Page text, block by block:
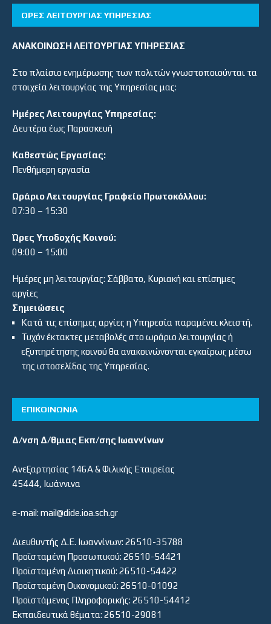
ΏΡΕΣ ΛΕΙΤΟΥΡΓΊΑΣ ΥΠΗΡΕΣΊΑΣ
ΑΝΑΚΟΙΝΩΣΗ ΛΕΙΤΟΥΡΓΙΑΣ ΥΠΗΡΕΣΙΑΣ
Στο πλαίσιο ενημέρωσης των πολιτών γνωστοποιούνται τα
στοιχεία λειτουργίας της Υπηρεσίας μας:
Ημέρες Λειτουργίας Υπηρεσίας:
Δευτέρα έως Παρασκευή
Καθεστώς Εργασίας:
Πενθήμερη εργασία
Ωράριο Λειτουργίας Γραφείο Πρωτοκόλλου:
07:30 – 15:30
Ώρες Υποδοχής Κοινού:
09:00 – 15:00
Ημέρες μη λειτουργίας: Σάββατο, Κυριακή και επίσημες
αργίες
Σημειώσεις
Κατά τις επίσημες αργίες η Υπηρεσία παραμένει κλειστή.
Τυχόν έκτακτες μεταβολές στο ωράριο λειτουργίας ή
εξυπηρέτησης κοινού θα ανακοινώνονται εγκαίρως μέσω
της ιστοσελίδας της Υπηρεσίας.
ΕΠΙΚΟΙΝΩΝΙΑ
Δ/νση Δ/θμιας Εκπ/σης Ιωαννίνων
Ανεξαρτησίας 146Α & Φιλικής Εταιρείας
45444, Ιωάννινα
e-mail: mail@dide.ioa.sch.gr
Διευθυντής Δ.Ε. Ιωαννίνων: 26510-35788
Προϊσταμένη Προσωπικού: 26510-54421
Προϊσταμένη Διοικητικού: 26510-54422
Προϊσταμένη Οικονομικού: 26510-01092
Προϊστάμενος Πληροφορικής: 26510-54412
Εκπαιδευτικά θέματα: 26510-29081